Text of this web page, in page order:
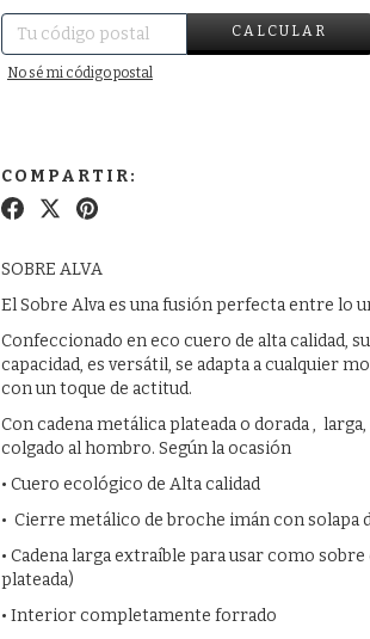
CALCULAR
No sé mi código postal
COMPARTIR:
SOBRE ALVA
El Sobre Alva es una fusión perfecta entre lo
Confeccionado en eco cuero de alta calidad,
capacidad, es versátil, se adapta a cualquier
con un toque de actitud.
Con cadena metálica plateada o dorada ,
colgado al hombro. Según la ocasión
• Cuero ecológico de Alta calidad
• Cierre metálico de broche imán con solapa
• Cadena larga extraíble para usar como
plateada)
• Interior completamente forrado